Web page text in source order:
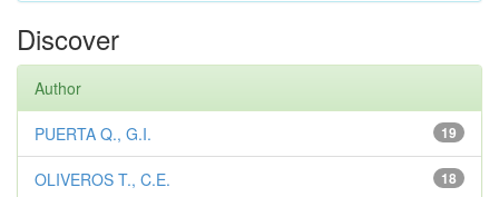
Discover
Author
19
PUERTA Q., G.I.
18
OLIVEROS T., C.E.